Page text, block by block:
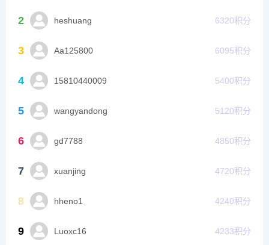
2 heshuang 6320积分
3 Aa125800 6095积分
4 15810440009 5400积分
5 wangyandong 5120积分
6 gd7788 4850积分
7 xuanjing 4720积分
8 hheno1 4240积分
9 Luoxc16 4233积分